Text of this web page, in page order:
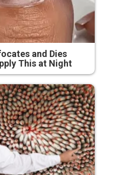
and Dies
This at Night